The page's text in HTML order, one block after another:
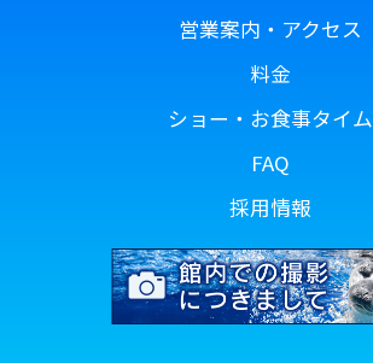
営業案内・アクセス
料金
ショー・お食事タイム
FAQ
採用情報